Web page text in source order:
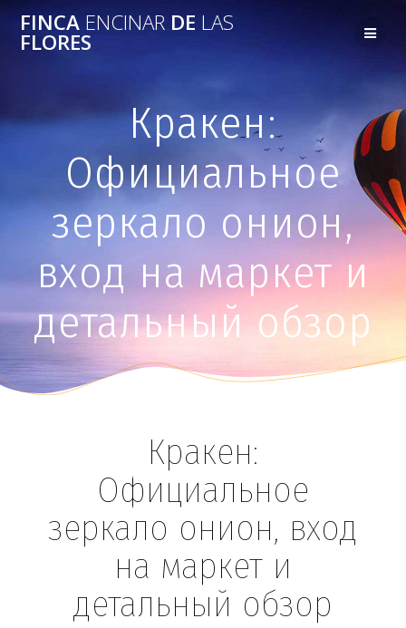
FINCA ENCINAR DE LAS
FLORES
Кракен:
Официальное
зеркало онион,
вход на маркет и
детальный обзор
Кракен:
Официальное
зеркало онион, вход
на маркет и
детальный обзор